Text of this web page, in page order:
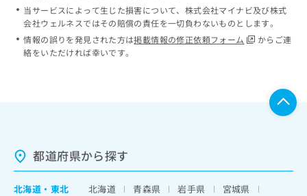
当サービスによって生じた損害について、株式会社マイナビ及び株式
会社ウェルネスではその賠償の責任を一切負わないものとします。
情報の誤りを発見された方は掲載情報の修正依頼フォーム
からご連
絡をいただければ幸いです。
都道府県から探す
北海道 ・ 東北 北海道 青森県 岩手県
宮城県